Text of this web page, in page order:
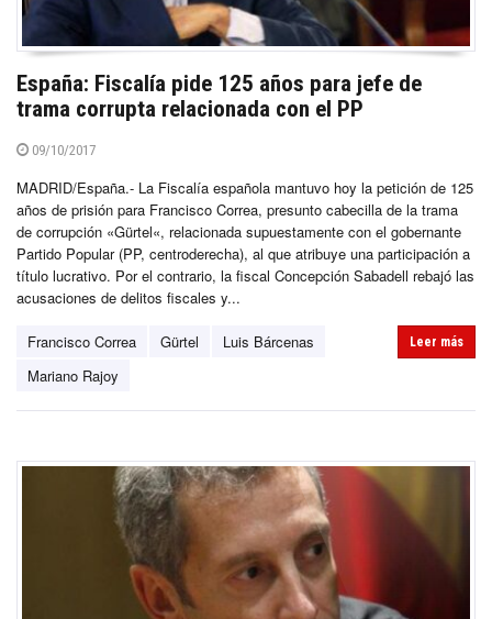
España: Fiscalía pide 125 años para jefe de
trama corrupta relacionada con el PP
09/10/2017
MADRID/España.- La Fiscalía española mantuvo hoy la petición de 125
años de prisión para Francisco Correa, presunto cabecilla de la trama
de corrupción «Gürtel«, relacionada supuestamente con el gobernante
Partido Popular (PP, centroderecha), al que atribuye una participación a
título lucrativo. Por el contrario, la fiscal Concepción Sabadell rebajó las
acusaciones de delitos fiscales y...
Francisco Correa Gürtel
Luis Bárcenas
Mariano Rajoy
Leer más